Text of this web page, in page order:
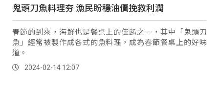
鬼頭刀魚料理夯 漁民盼穩油價挽救利潤
春節的到來，海鮮也是餐桌上的佳餚之一，其中「鬼頭刀
魚」經常被製作成各式的魚料理，成為春節餐桌上的好味
道。
2024-02-14 12:07